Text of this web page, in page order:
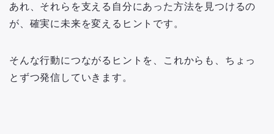
あれ、それらを支える自分にあった方法を見つけるの
が、確実に未来を変えるヒントです。
そんな行動につながるヒントを、これからも、ちょっ
とずつ発信していきます。